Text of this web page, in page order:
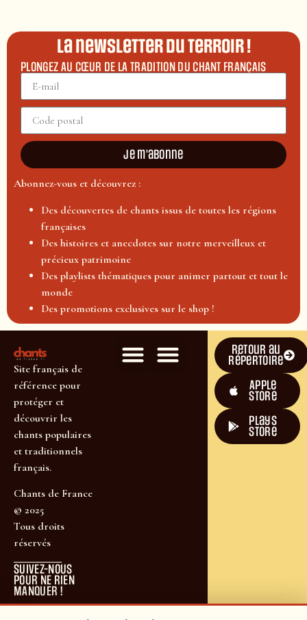
La newsletter du terroir !
PLONGEZ AU CŒUR DE LA TRADITION DU CHANT FRANÇAIS
Je m'abonne
Abonnez-vous et découvrez :
Des découvertes de chants issus de toutes les régions
françaises
Des histoires et anecdotes sur notre merveilleux et
précieux patrimoine
Des playlists thématiques pour animer partout et tout le
monde
Des promotions exclusives sur le shop !
Site français de
référence pour
protéger et
découvrir les
chants populaires
et traditionnels
français.
Chants de France
© 2025
Tous droits
réservés
SUIVEZ-NOUS
POUR NE RIEN
MANQUER !
Retour au
répertoire
Apple
Store
plays
store